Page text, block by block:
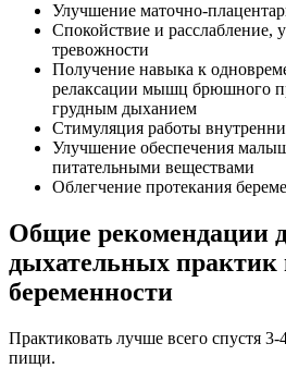
Улучшение маточно-
Спокойствие и расслабление,
тревожности
Получение навыка к
релаксации мышц брюшного
грудным дыханием
Стимуляция работы
Улучшение обеспечения
питательными веществами
Облегчение протекания
Общие рекомендации
дыхательных практик
беременности
Практиковать лучше всего спустя 3-
пищи.